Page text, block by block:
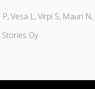
Vesa L, Virpi S, Mauri
Oy